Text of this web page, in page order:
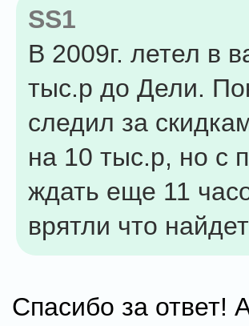
SS1
В 2009г. летел в
тыс.р до Дели.
следил за
на 10 тыс.р, но с
ждать еще 11
врятли что
Спасибо за ответ!